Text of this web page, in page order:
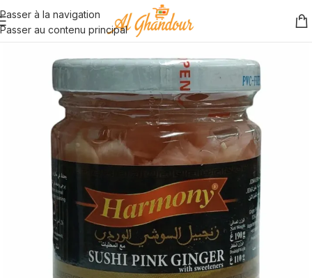
Passer à la navigation
Passer au contenu principal